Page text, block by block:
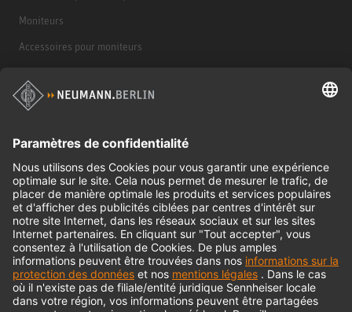
Moniteurs
Accessoires pour moniteurs
Produits historiques